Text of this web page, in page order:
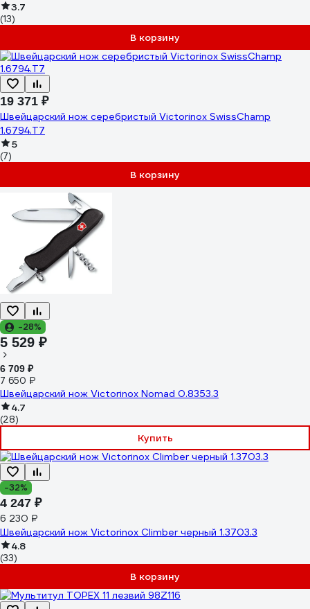
3.7
(13)
В корзину
19 371 ₽
Швейцарский нож серебристый Victorinox SwissChamp
1.6794.T7
5
(7)
В корзину
-28%
5 529 ₽
6 709 ₽
7 650 ₽
Швейцарский нож Victorinox Nomad 0.8353.3
4.7
(28)
Купить
-32%
4 247 ₽
6 230 ₽
Швейцарский нож Victorinox Climber черный 1.3703.3
4.8
(33)
В корзину